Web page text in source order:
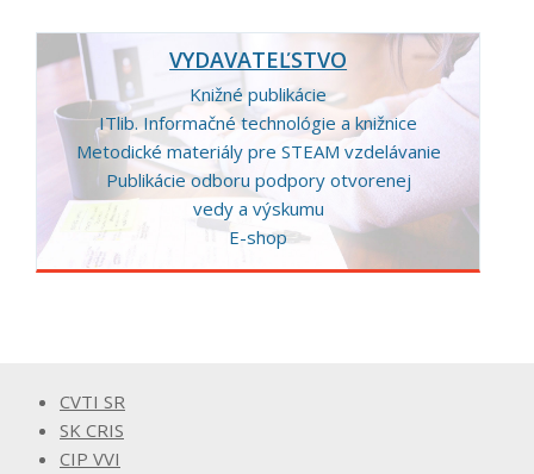
VYDAVATEĽSTVO
Knižné publikácie
ITlib. Informačné technológie a knižnice
Metodické materiály pre STEAM vzdelávanie
Publikácie odboru podpory otvorenej
vedy a výskumu
E-shop
CVTI SR
SK CRIS
CIP VVI